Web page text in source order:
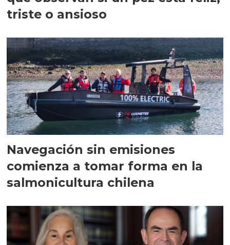
triste o ansioso
Navegación sin emisiones
comienza a tomar forma en la
salmonicultura chilena